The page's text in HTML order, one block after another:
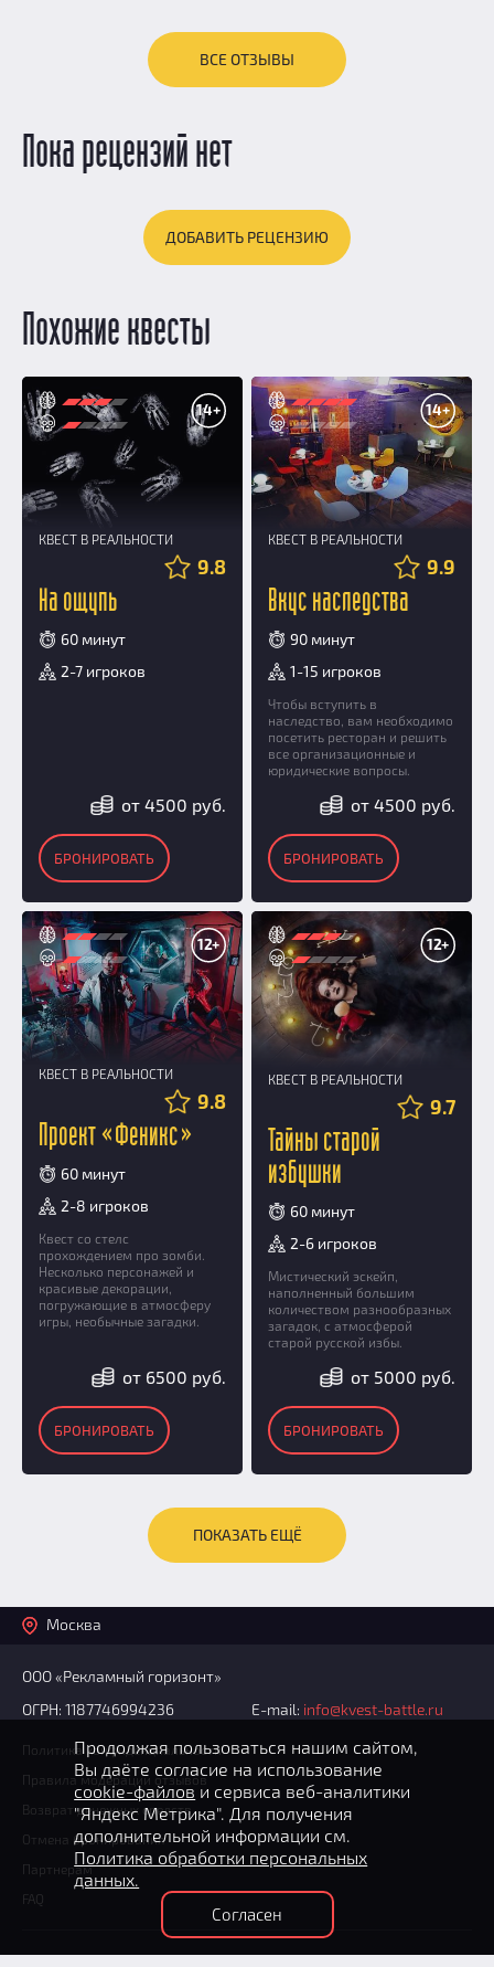
ВСЕ ОТЗЫВЫ
Пока рецензий нет
ДОБАВИТЬ РЕЦЕНЗИЮ
Похожие квесты
14+
КВЕСТ В РЕАЛЬНОСТИ
9.8
На ощупь
60 минут
2-7 игроков
от 4500 руб.
БРОНИРОВАТЬ
14+
КВЕСТ В РЕАЛЬНОСТИ
9.9
Вкус наследства
90 минут
1-15 игроков
Чтобы вступить в
наследство, вам необходимо
посетить ресторан и решить
все организационные и
юридические вопросы.
от 4500 руб.
БРОНИРОВАТЬ
12+
КВЕСТ В РЕАЛЬНОСТИ
9.8
Проект «Феникс»
60 минут
2-8 игроков
Квест со стелс
прохождением про зомби.
Несколько персонажей и
красивые декорации,
погружающие в атмосферу
игры, необычные загадки.
от 6500 руб.
БРОНИРОВАТЬ
12+
КВЕСТ В РЕАЛЬНОСТИ
9.7
Тайны старой
избушки
60 минут
2-6 игроков
Мистический эскейп,
наполненный большим
количеством разнообразных
загадок, с атмосферой
старой русской избы.
от 5000 руб.
БРОНИРОВАТЬ
ПОКАЗАТЬ ЕЩЁ
Москва
ООО «Рекламный горизонт»
ОГРН: 1187746994236
E-mail: info@kvest-battle.ru
Политика конфиденциальности
Правила модерации отзывов
Возврат денежных средств
Отмена бронирования
Партнерам
FAQ
Продолжая пользоваться нашим сайтом,
Вы даёте согласие на использование
cookie-файлови сервиса веб-аналитики
"Яндекс Метрика". Для получения
дополнительной информации см.
Политика обработки персональных
данных.
Согласен